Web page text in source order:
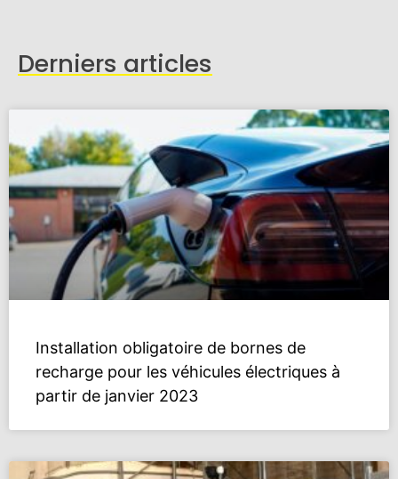
Derniers articles
Installation obligatoire de bornes de
recharge pour les véhicules électriques à
partir de janvier 2023